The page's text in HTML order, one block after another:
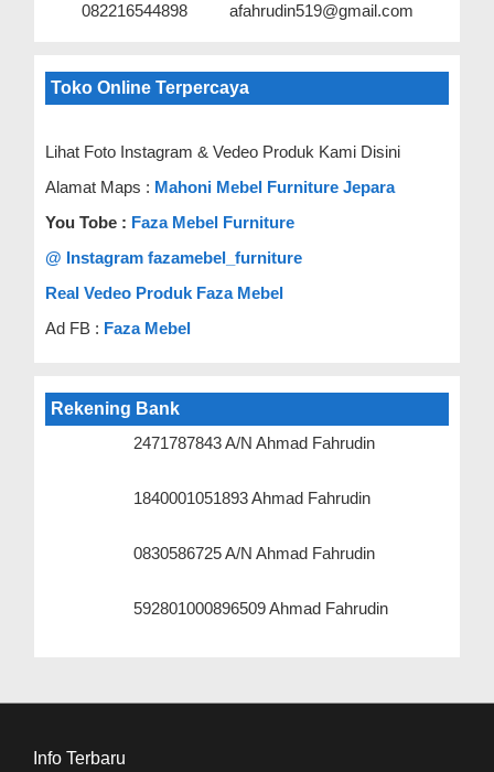
082216544898
afahrudin519@gmail.com
Toko Online Terpercaya
Lihat Foto Instagram & Vedeo Produk Kami Disini
Alamat Maps : Mahoni Mebel Furniture Jepara
You Tobe : Faza Mebel Furniture
@ Instagram fazamebel_furniture
Real Vedeo Produk Faza Mebel
Ad FB : Faza Mebel
Rekening Bank
2471787843 A/N Ahmad Fahrudin
1840001051893 Ahmad Fahrudin
0830586725 A/N Ahmad Fahrudin
592801000896509 Ahmad Fahrudin
Info Terbaru